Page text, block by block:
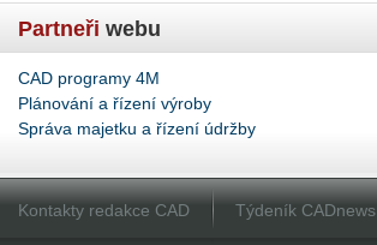
Partneři webu
CAD programy 4M
Plánování a řízení výroby
Správa majetku a řízení údržby
Kontakty redakce CAD Týdeník CADnews